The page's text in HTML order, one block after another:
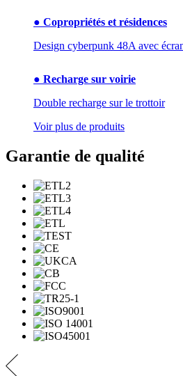
● Copropriétés et résidences
Design cyberpunk 48A avec
● Recharge sur voirie
Double recharge sur le trottoir
Voir plus de produits
Garantie de qualité